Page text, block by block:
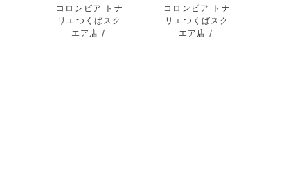
コロンビア トナ
リエつくばスク
エア店
コロンビア トナ
リエつくばスク
エア店